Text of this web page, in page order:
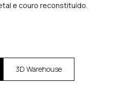
e couro reconstituído.
3D Warehouse